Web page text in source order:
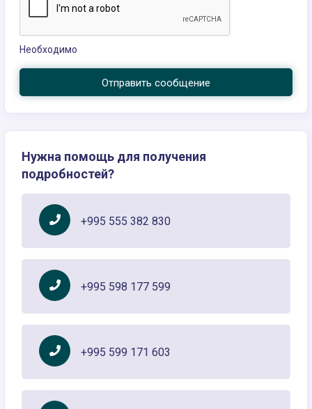
Необходимо
Отправить сообщение
Нужна помощь для получения
подробностей?
+995 555 382 830
+995 598 177 599
+995 599 171 603